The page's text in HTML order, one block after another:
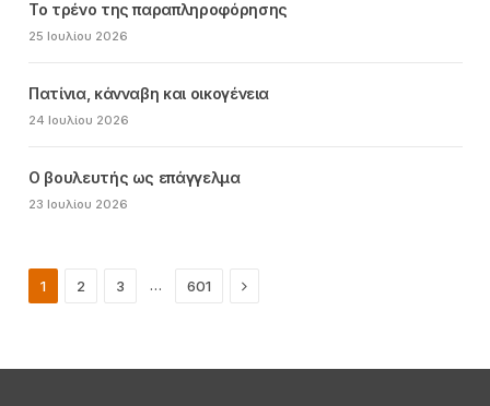
Το τρένο της παραπληροφόρησης
25 Ιουλίου 2026
Πατίνια, κάνναβη και οικογένεια
24 Ιουλίου 2026
Ο βουλευτής ως επάγγελμα
23 Ιουλίου 2026
1 2 3 … 601 Next